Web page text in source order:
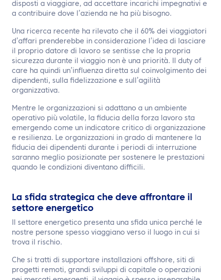
disposti a viaggiare, ad accettare incarichi impegnativi e
a contribuire dove l’azienda ne ha più bisogno.
Una ricerca recente ha rilevato che il 60% dei viaggiatori
d’affari prenderebbe in considerazione l’idea di lasciare
il proprio datore di lavoro se sentisse che la propria
sicurezza durante il viaggio non è una priorità. Il duty of
care ha quindi un’influenza diretta sul coinvolgimento dei
dipendenti, sulla fidelizzazione e sull’agilità
organizzativa.
Mentre le organizzazioni si adattano a un ambiente
operativo più volatile, la fiducia della forza lavoro sta
emergendo come un indicatore critico di organizzazione
e resilienza. Le organizzazioni in grado di mantenere la
fiducia dei dipendenti durante i periodi di interruzione
saranno meglio posizionate per sostenere le prestazioni
quando le condizioni diventano difficili.
La sfida strategica che deve affrontare il
settore energetico
Il settore energetico presenta una sfida unica perché le
nostre persone spesso viaggiano verso il luogo in cui si
trova il rischio.
Che si tratti di supportare installazioni offshore, siti di
progetti remoti, grandi sviluppi di capitale o operazioni